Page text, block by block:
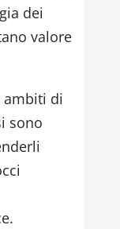
dei
valore
ambiti di
sono